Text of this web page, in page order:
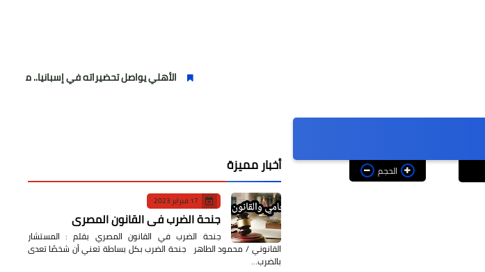
الأهلي يواصل تحضيراته في إسبانيا.. مران صباحي قوي
الحجم أخبار مميزة
17 فبراير 2023
جنحة الضرب في القانون المصري
جنحة الضرب في القانون المصري بقلم : المستشار
القانوني / محمود الطاهر جنحة الضرب بكل بساطة تعني أن شخصًا تعدى
بالضرب…